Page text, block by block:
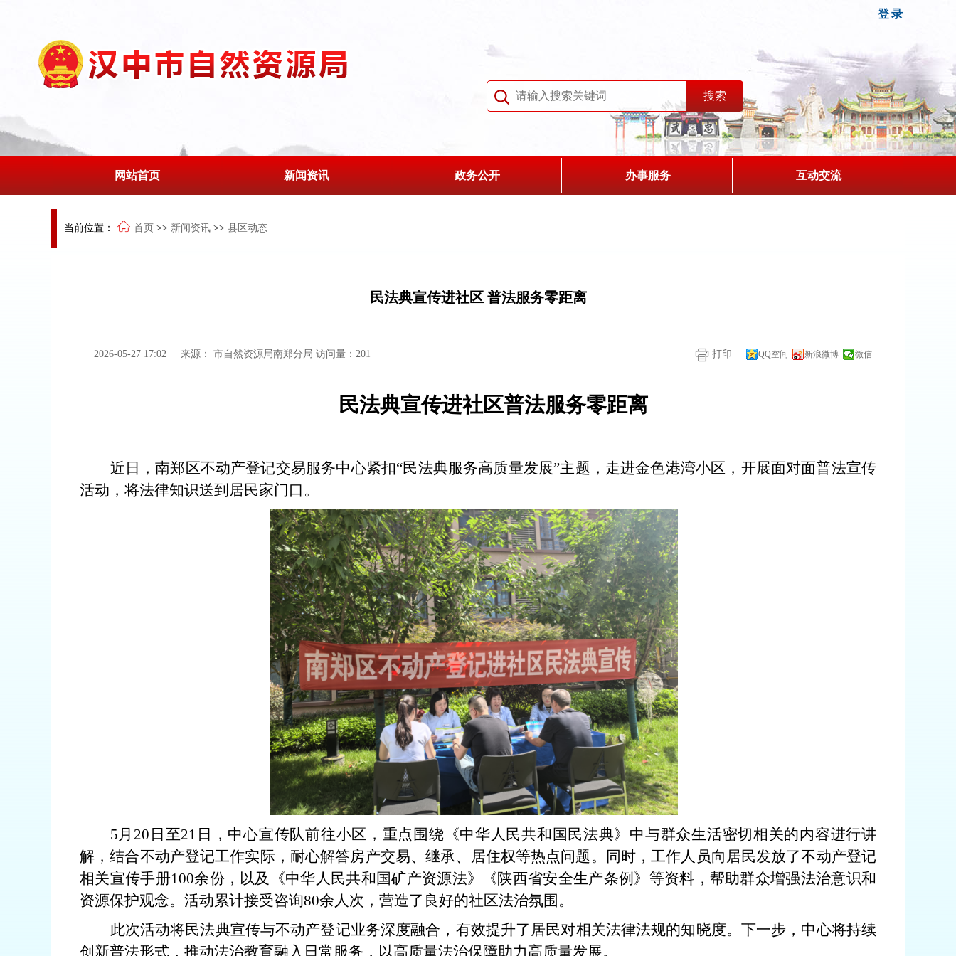
登录
网站首页 新闻资讯 政务公开 办事服务 互动交流
当前位置： 首页 >> 新闻资讯 >> 县区动态
民法典宣传进社区 普法服务零距离
2026-05-27 17:02 来源： 市自然资源局南郑分局 访问量： 201 打印 QQ空间 新浪微博 微信
民法典宣传进社区普法服务零距离
近日，南郑区不动产登记交易服务中心紧扣“民法典服务高质量发展”主题，走进金色港湾小区，开展面对面普法宣传
活动，将法律知识送到居民家门口。
5月20日至21日，中心宣传队前往小区，重点围绕《中华人民共和国民法典》中与群众生活密切相关的内容进行讲
解，结合不动产登记工作实际，耐心解答房产交易、继承、居住权等热点问题。同时，工作人员向居民发放了不动产登记
相关宣传手册100余份，以及《中华人民共和国矿产资源法》《陕西省安全生产条例》等资料，帮助群众增强法治意识和
资源保护观念。活动累计接受咨询80余人次，营造了良好的社区法治氛围。
此次活动将民法典宣传与不动产登记业务深度融合，有效提升了居民对相关法律法规的知晓度。下一步，中心将持续
创新普法形式，推动法治教育融入日常服务，以高质量法治保障助力高质量发展。